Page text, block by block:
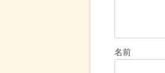
名前